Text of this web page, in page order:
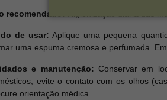
recomendado: Higienização diária das
de usar: Aplique uma pequena
uma espuma cremosa e perfumada.
e manutenção: Conservar em
evite o contato com os olhos
orientação médica.